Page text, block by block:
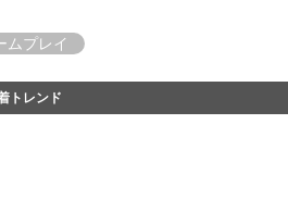
ムプレイ
トレンド